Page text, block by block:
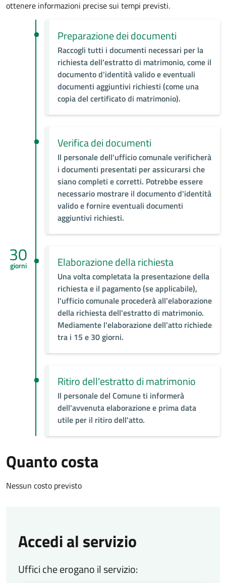
ottenere informazioni precise sui tempi previsti.
Preparazione dei documenti
Raccogli tutti i documenti necessari per la
richiesta dell'estratto di matrimonio, come il
documento d'identità valido e eventuali
documenti aggiuntivi richiesti (come una
copia del certificato di matrimonio).
Verifica dei documenti
Il personale dell'ufficio comunale verificherà
i documenti presentati per assicurarsi che
siano completi e corretti. Potrebbe essere
necessario mostrare il documento d'identità
valido e fornire eventuali documenti
aggiuntivi richiesti.
30
giorni Elaborazione della richiesta
Una volta completata la presentazione della
richiesta e il pagamento (se applicabile),
l'ufficio comunale procederà all'elaborazione
della richiesta dell'estratto di matrimonio.
Mediamente l'elaborazione dell'atto richiede
tra i 15 e 30 giorni.
Ritiro dell'estratto di matrimonio
Il personale del Comune ti informerà
dell'avvenuta elaborazione e prima data
utile per il ritiro dell'atto.
Quanto costa
Nessun costo previsto
Accedi al servizio
Uffici che erogano il servizio: